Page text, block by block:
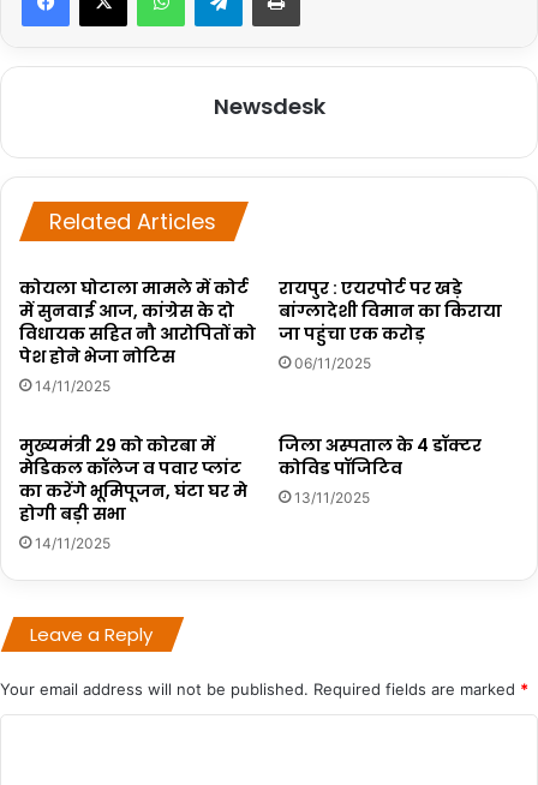
Newsdesk
Related Articles
कोयला घोटाला मामले में कोर्ट
में सुनवाई आज, कांग्रेस के दो
विधायक सहित नौ आरोपितों को
पेश होने भेजा नोटिस
14/11/2025
रायपुर : एयरपोर्ट पर खड़े
बांग्लादेशी विमान का किराया
जा पहुंचा एक करोड़
06/11/2025
मुख्यमंत्री 29 को कोरबा में
मेडिकल कॉलेज व पवार प्लांट
का करेंगे भूमिपूजन, घंटा घर मे
होगी बड़ी सभा
14/11/2025
जिला अस्पताल के 4 डॉक्टर
कोविड पॉजिटिव
13/11/2025
Leave a Reply
Your email address will not be published. Required fields are marked *